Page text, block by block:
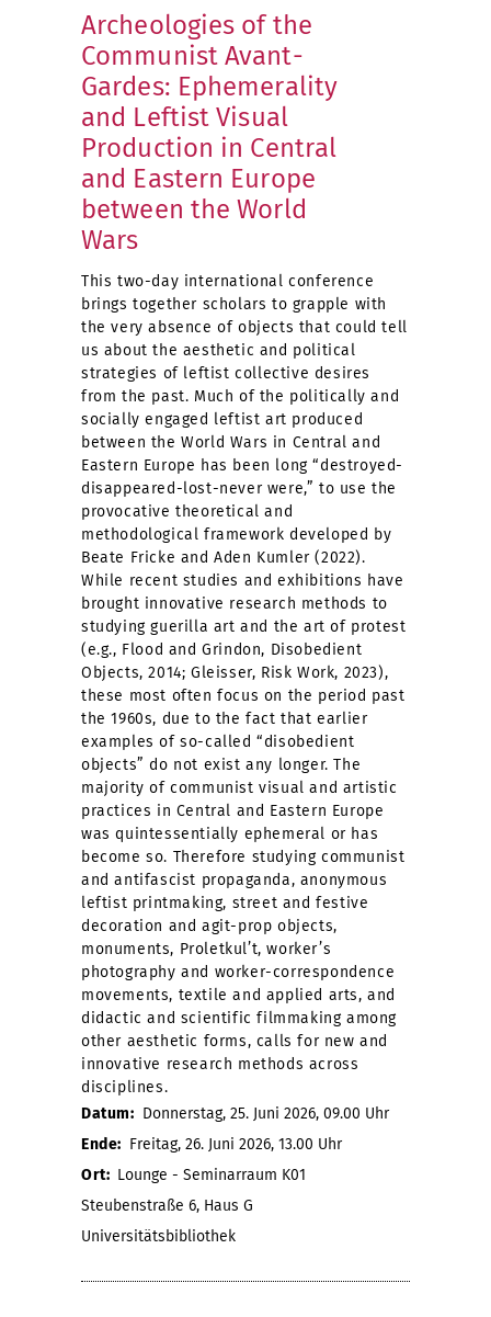
Archeologies of the
Communist Avant-
Gardes: Ephemerality
and Leftist Visual
Production in Central
and Eastern Europe
between the World
Wars
This two-day international conference
brings together scholars to grapple with
the very absence of objects that could tell
us about the aesthetic and political
strategies of leftist collective desires
from the past. Much of the politically and
socially engaged leftist art produced
between the World Wars in Central and
Eastern Europe has been long “destroyed-
disappeared-lost-never were,” to use the
provocative theoretical and
methodological framework developed by
Beate Fricke and Aden Kumler (2022).
While recent studies and exhibitions have
brought innovative research methods to
studying guerilla art and the art of protest
(e.g., Flood and Grindon, Disobedient
Objects, 2014; Gleisser, Risk Work, 2023),
these most often focus on the period past
the 1960s, due to the fact that earlier
examples of so-called “disobedient
objects” do not exist any longer. The
majority of communist visual and artistic
practices in Central and Eastern Europe
was quintessentially ephemeral or has
become so. Therefore studying communist
and antifascist propaganda, anonymous
leftist printmaking, street and festive
decoration and agit-prop objects,
monuments, Proletkul’t, worker’s
photography and worker-correspondence
movements, textile and applied arts, and
didactic and scientific filmmaking among
other aesthetic forms, calls for new and
innovative research methods across
disciplines.
Datum: Donnerstag, 25. Juni 2026, 09.00 Uhr
Ende: Freitag, 26. Juni 2026, 13.00 Uhr
Ort: Lounge - Seminarraum K01
Steubenstraße 6, Haus G
Universitätsbibliothek